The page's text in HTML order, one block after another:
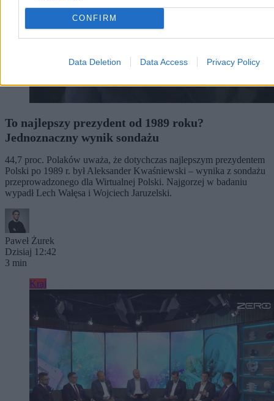
CONFIRM
Data Deletion Data Access Privacy Policy
To najlepszy prezydent od 1989 roku?
Jednoznaczny wynik sondażu
44,7 proc. Polaków uważa, że dotychczas najlepszym prezydentem
Polski po 1989 r. był Aleksander Kwaśniewski – wynika z sondażu
przeprowadzonego dla Wirtualnej Polski. Najgorzej w badaniu
wypadł Lech Wałęsa i Wojciech Jaruzelski.
Paweł Żurek
Dzisiaj 12:42
3 min
Kraj